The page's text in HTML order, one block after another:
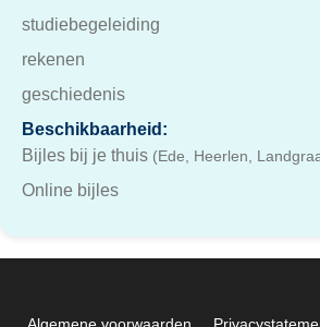
studiebegeleiding
rekenen
geschiedenis
Beschikbaarheid:
Bijles bij je thuis (Ede, Heerlen,
Online bijles